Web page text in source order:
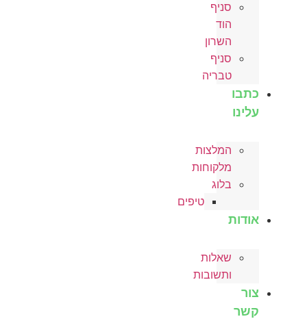
סניף
הוד
השרון
סניף
טבריה
כתבו
עלינו
המלצות
מלקוחות
בלוג
טיפים
אודות
שאלות
ותשובות
צור
קשר